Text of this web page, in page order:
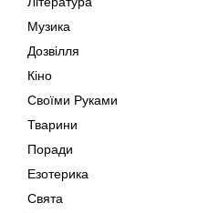
Музика
Дозвілля
Кіно
Своїми Руками
Тварини
Поради
Езотерика
Свята